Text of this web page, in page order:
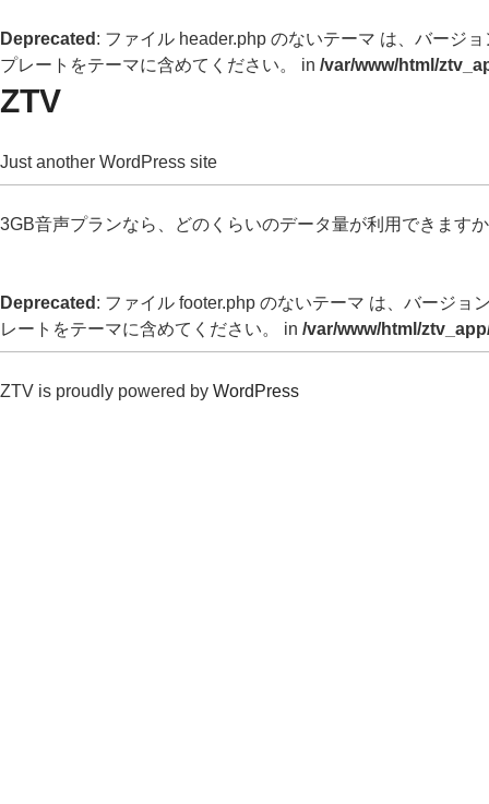
Deprecated : ファイル header.php のないテーマ は、バージ
プレートをテーマに含めてください。 in /var/www/html/
ZTV
Just another WordPress site
3GB音声プランなら、どのくらいのデータ量が利用できます
Deprecated : ファイル footer.php のないテーマ は、バージョ
レートをテーマに含めてください。 in /var/www/html/
ZTV is proudly powered by WordPress